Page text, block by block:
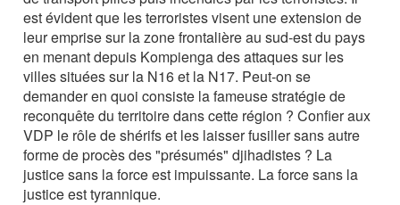
est évident que les terroristes visent une extension de
leur emprise sur la zone frontalière au sud-est du pays
en menant depuis Kompienga des attaques sur les
villes situées sur la N16 et la N17. Peut-on se
demander en quoi consiste la fameuse stratégie de
reconquête du territoire dans cette région ? Confier aux
VDP le rôle de shérifs et les laisser fusiller sans autre
forme de procès des "présumés" djihadistes ? La
justice sans la force est impuissante. La force sans la
justice est tyrannique.